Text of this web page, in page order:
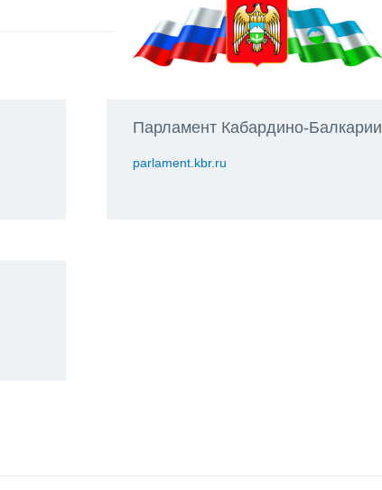
Парламент Кабардино-Балкарии
parlament.kbr.ru